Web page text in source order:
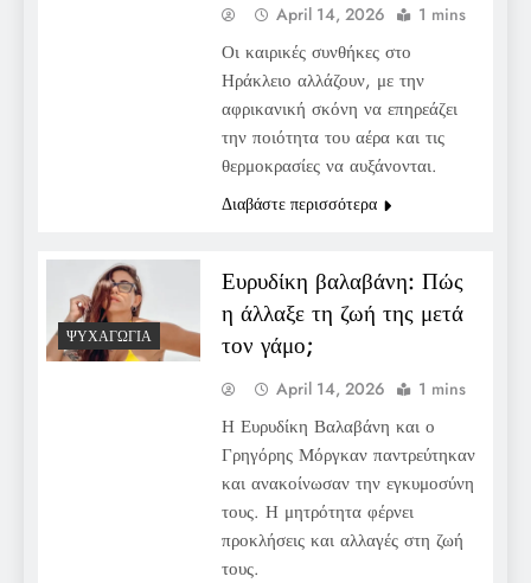
April 14, 2026 1 mins
Οι καιρικές συνθήκες στο
Ηράκλειο αλλάζουν, με την
αφρικανική σκόνη να επηρεάζει
την ποιότητα του αέρα και τις
θερμοκρασίες να αυξάνονται.
Διαβάστε περισσότερα
ΨΥΧΑΓΩΓΊΑ
Ευρυδίκη βαλαβάνη: Πώς
η άλλαξε τη ζωή της μετά
τον γάμο;
April 14, 2026 1 mins
Η Ευρυδίκη Βαλαβάνη και ο
Γρηγόρης Μόργκαν παντρεύτηκαν
και ανακοίνωσαν την εγκυμοσύνη
τους. Η μητρότητα φέρνει
προκλήσεις και αλλαγές στη ζωή
τους.